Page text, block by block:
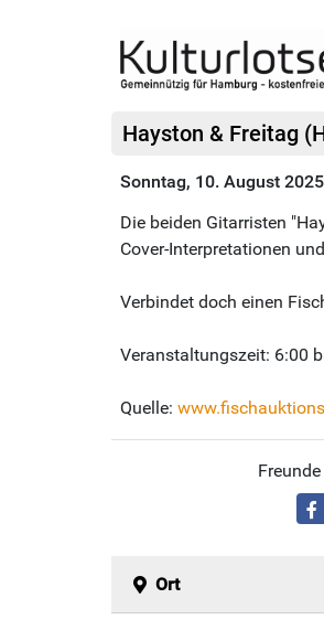
Hayston & Freitag
Sonntag, 10. August 2025
Die beiden Gitarristen
Cover-Interpretationen
Verbindet doch einen
Veranstaltungszeit: 6:00
Quelle:
Ort